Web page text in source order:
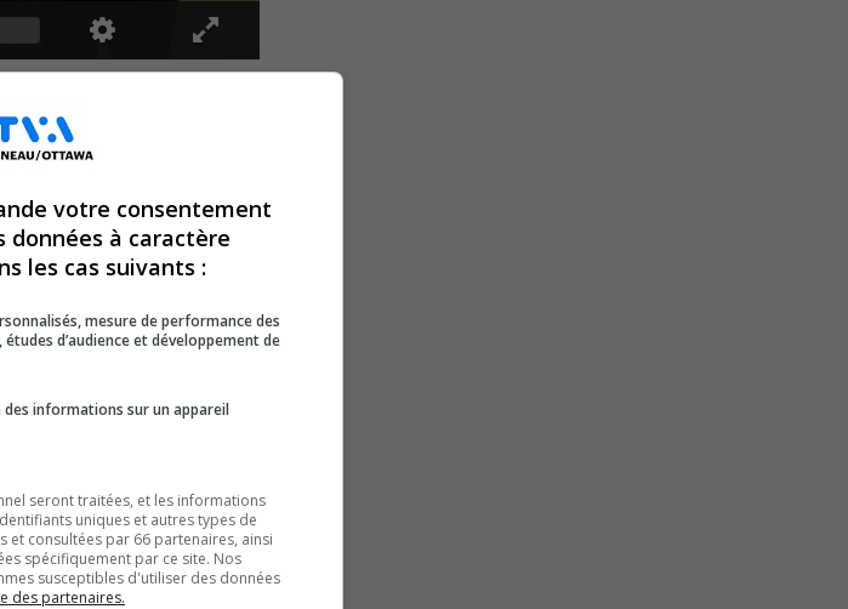
parole pour
fédérale
et juste, qui
votre consentement
données à caractère
les cas suivants :
mesure de performance des
d’audience et développement de
informations sur un appareil
seront traitées, et les informations
uniques et autres types de
et consultées par 66 partenaires, ainsi
spécifiquement par ce site. Nos
susceptibles d'utiliser des données
des partenaires.